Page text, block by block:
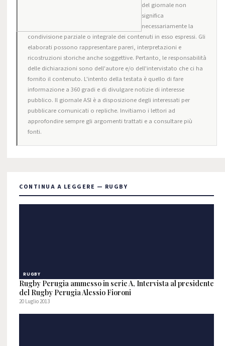
del giornale non
significa
necessariamente la
condivisione parziale o integrale dei contenuti in esso espressi. Gli
elaborati possono rappresentare pareri, interpretazioni e
ricostruzioni storiche anche soggettive. Pertanto, le responsabilità
delle dichiarazioni sono dell'autore e/o dell'intervistato che ci ha
fornito il contenuto. L'intento della testata è quello di fare
informazione a 360 gradi e di divulgare notizie di interesse
pubblico. Il giornale ASI è a disposizione degli interessati per
pubblicare comunicati o repliche. Invitiamo i lettori ad
approfondire sempre gli argomenti trattati e a consultare più
fonti.
CONTINUA A LEGGERE — RUGBY
RUGBY
Rugby Perugia ammesso in serie A, Intervista al presidente
del Rugby Perugia Alessio Fioroni
20 Luglio 2013